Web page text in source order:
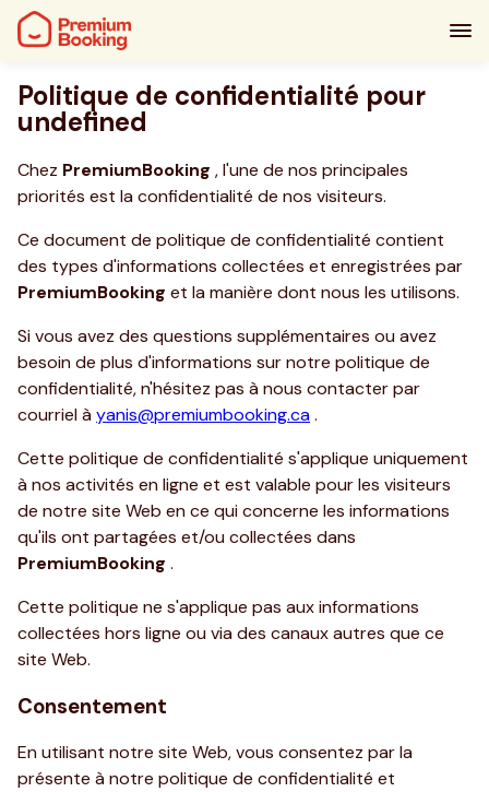
Politique de confidentialité pour
undefined
Chez PremiumBooking , l'une de nos principales
priorités est la confidentialité de nos visiteurs.
Ce document de politique de confidentialité contient
des types d'informations collectées et enregistrées par
PremiumBooking et la manière dont nous les utilisons.
Si vous avez des questions supplémentaires ou avez
besoin de plus d'informations sur notre politique de
confidentialité, n'hésitez pas à nous contacter par
courriel àyanis@premiumbooking.ca.
Cette politique de confidentialité s'applique uniquement
à nos activités en ligne et est valable pour les visiteurs
de notre site Web en ce qui concerne les informations
qu'ils ont partagées et/ou collectées dans
PremiumBooking .
Cette politique ne s'applique pas aux informations
collectées hors ligne ou via des canaux autres que ce
site Web.
Consentement
En utilisant notre site Web, vous consentez par la
présente à notre politique de confidentialité et